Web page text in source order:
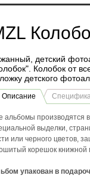
детский
Колобок от
детского
Описание
альбомы производятся
выделки,
или черного цветов,
корешок книжной
упакован в